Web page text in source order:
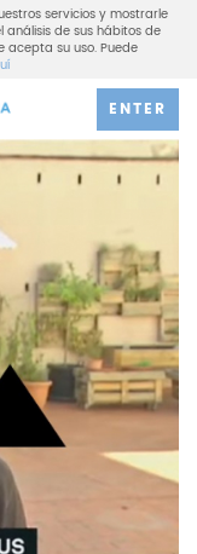
servicios y mostrarle
de sus hábitos de
acepta su uso. Puede
ENTER